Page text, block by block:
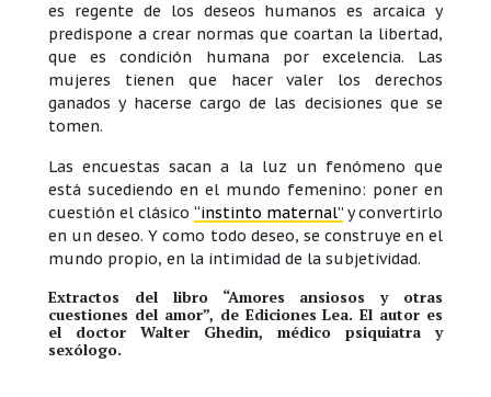
es regente de los deseos humanos es arcaica y
predispone a crear normas que coartan la libertad,
que es condición humana por excelencia. Las
mujeres tienen que hacer valer los derechos
ganados y hacerse cargo de las decisiones que se
tomen.
Las encuestas sacan a la luz un fenómeno que
está sucediendo en el mundo femenino: poner en
cuestión el clásico “instinto maternal”y convertirlo
en un deseo. Y como todo deseo, se construye en el
mundo propio, en la intimidad de la subjetividad.
Extractos del libro “Amores ansiosos y otras
cuestiones del amor”, de Ediciones Lea. El autor es
el doctor Walter Ghedin, médico psiquiatra y
sexólogo.